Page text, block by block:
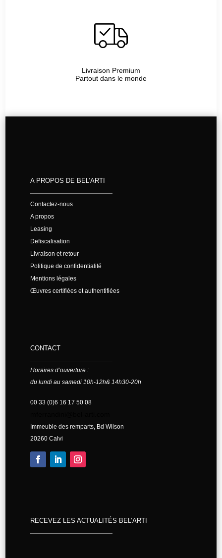
Livraison Premium
Partout dans le monde
A PROPOS DE BEL’ARTI
Contactez-nous
A propos
Leasing
Defiscalisation
Livraison et retour
Politique de confidentialité
Mentions légales
Œuvres certifiées et authentifiées
CONTACT
Horaires d’ouverture :
du lundi au samedi 10h-12h& 14h30-20h
00 33 (0)6 16 17 50 08
Immeuble des remparts, Bd Wilson
20260 Calvi
RECEVEZ LES ACTUALITÉS BEL’ARTI